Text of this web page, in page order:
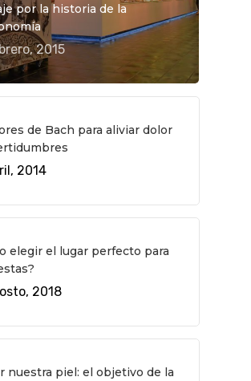
por la historia de la
2015
de Bach para aliviar dolor
2014
elegir el lugar perfecto para
2018
nuestra piel: el objetivo de la
Museos Y
Restaurantes
VIAJES